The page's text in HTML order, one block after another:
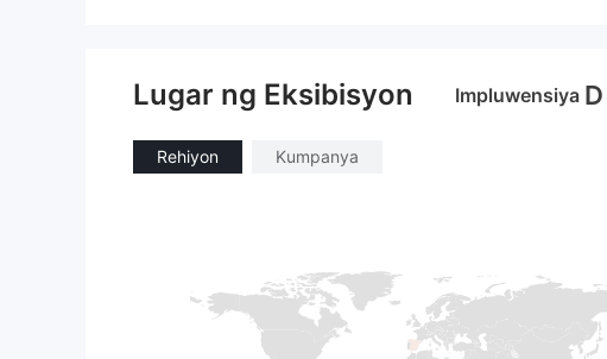
Lugar ng Eksibisyon Impluwensiya D
Rehiyon Kumpanya